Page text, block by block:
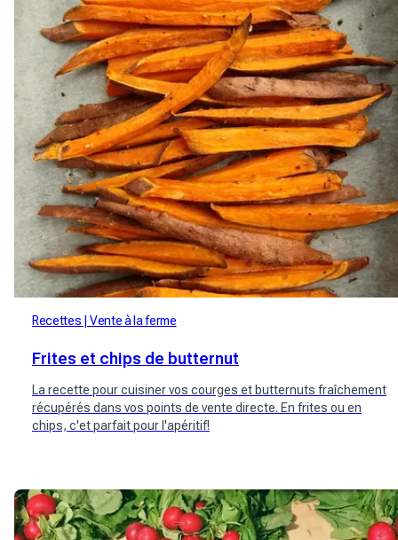
Recettes Vente à la ferme
Frites et chips de butternut
La recette pour cuisiner vos courges et butternuts fraîchement
récupérés dans vos points de vente directe. En frites ou en
chips, c'et parfait pour l'apéritif!